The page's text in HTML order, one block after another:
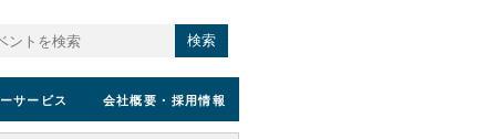
検索
サービス 会社概要 ・採用情報